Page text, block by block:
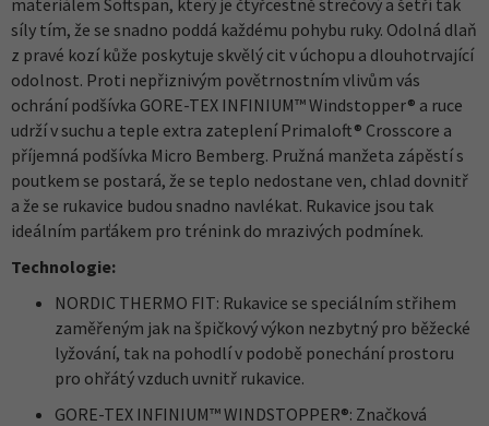
materiálem Softspan, který je čtyřcestně strečový a šetří tak
síly tím, že se snadno poddá každému pohybu ruky. Odolná dlaň
z pravé kozí kůže poskytuje skvělý cit v úchopu a dlouhotrvající
odolnost. Proti nepřiznivým povětrnostním vlivům vás
ochrání podšívka GORE-TEX INFINIUM™ Windstopper® a ruce
udrží v suchu a teple extra zateplení Primaloft® Crosscore a
příjemná podšívka Micro Bemberg. Pružná manžeta zápěstí s
poutkem se postará, že se teplo nedostane ven, chlad dovnitř
a že se rukavice budou snadno navlékat. Rukavice jsou tak
ideálním parťákem pro trénink do mrazivých podmínek.
Technologie:
NORDIC THERMO FIT: Rukavice se speciálním střihem
zaměřeným jak na špičkový výkon nezbytný pro běžecké
lyžování, tak na pohodlí v podobě ponechání prostoru
pro ohřátý vzduch uvnitř rukavice.
GORE-TEX INFINIUM™ WINDSTOPPER®: Značková